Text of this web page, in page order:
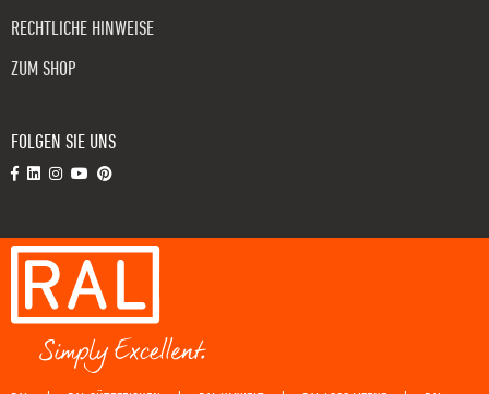
RECHTLICHE HINWEISE
ZUM SHOP
FOLGEN SIE UNS